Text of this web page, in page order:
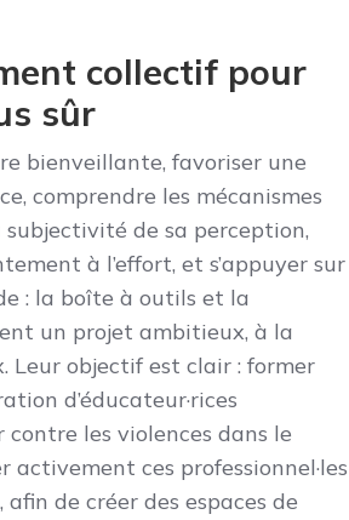
collectif pour
sûr
bienveillante, favoriser une
comprendre les mécanismes
de sa perception,
à l’effort, et s’appuyer sur
: la boîte à outils et la
un projet ambitieux, à la
Leur objectif est clair : former
d’éducateur·rices
contre les violences dans le
ces professionnel·les
de créer des espaces de